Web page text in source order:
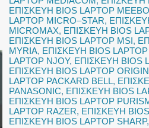
ΕΠΙΣΚΕΥΗ BIOS LAPTOP
LAPTOP MICRO–STAR,
MICROMAX, ΕΠΙΣΚΕΥΗ BIOS
ΕΠΙΣΚΕΥΗ BIOS LAPTOP MSI,
MYRIA, ΕΠΙΣΚΕΥΗ BIOS LAPTOP
LAPTOP NJOY, ΕΠΙΣΚΕΥΗ BIOS
ΕΠΙΣΚΕΥΗ BIOS LAPTOP ORIGIN
LAPTOP PACKARD BELL,
PANASONIC, ΕΠΙΣΚΕΥΗ BIOS
ΕΠΙΣΚΕΥΗ BIOS LAPTOP
LAPTOP RAZER, ΕΠΙΣΚΕΥΗ
ΕΠΙΣΚΕΥΗ BIOS LAPTOP SHARP,